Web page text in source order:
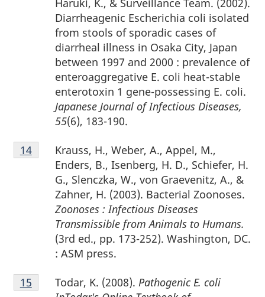
Diarrheagenic Escherichia coli isolated
from stools of sporadic cases of
diarrheal illness in Osaka City, Japan
between 1997 and 2000 : prevalence of
enteroaggregative E. coli heat-stable
enterotoxin 1 gene-possessing E. coli.
Japanese Journal of Infectious Diseases,
55(6), 183-190.
Notes
de
Krauss, H., Weber, A., Appel, M.,
Enders, B., Isenberg, H. D., Schiefer, H.
G., Slenczka, W., von Graevenitz, A., &
Zahner, H. (2003). Bacterial Zoonoses.
Zoonoses : Infectious Diseases
Transmissible from Animals to Humans.
(3rd ed., pp. 173-252). Washington, DC.
: ASM press.
Retour à la référence de la note de bas de page
14
Notes
de
Todar, K. (2008). Pathogenic E. coli
Retour à la référence de la note de bas de page
15